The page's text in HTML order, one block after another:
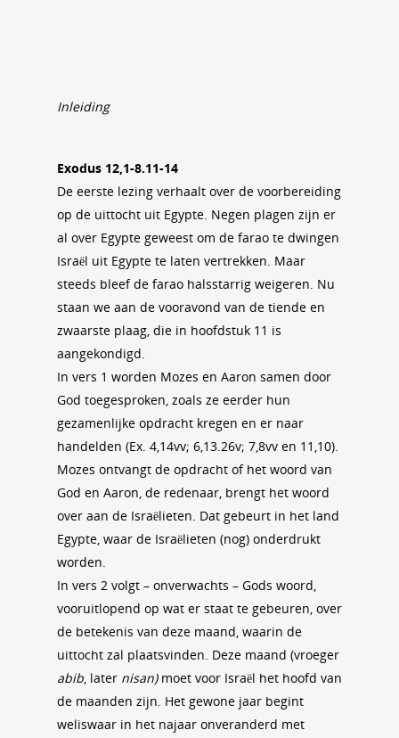
Inleiding
Exodus 12,1-8.11-14
De eerste lezing verhaalt over de voorbereiding
op de uittocht uit Egypte. Negen plagen zijn er
al over Egypte geweest om de farao te dwingen
Israël uit Egypte te laten vertrekken. Maar
steeds bleef de farao halsstarrig weigeren. Nu
staan we aan de vooravond van de tiende en
zwaarste plaag, die in hoofdstuk 11 is
aangekondigd.
In vers 1 worden Mozes en Aaron samen door
God toegesproken, zoals ze eerder hun
gezamenlijke opdracht kregen en er naar
handelden (Ex. 4,14vv; 6,13.26v; 7,8vv en 11,10).
Mozes ontvangt de opdracht of het woord van
God en Aaron, de redenaar, brengt het woord
over aan de Israëlieten. Dat gebeurt in het land
Egypte, waar de Israëlieten (nog) onderdrukt
worden.
In vers 2 volgt – onverwachts ­– Gods woord,
vooruitlopend op wat er staat te gebeuren, over
de betekenis van deze maand, waarin de
uittocht zal plaatsvinden. Deze maand (vroeger
abib, later nisan)moet voor Israël het hoofd van
de maanden zijn. Het gewone jaar begint
weliswaar in het najaar onveranderd met